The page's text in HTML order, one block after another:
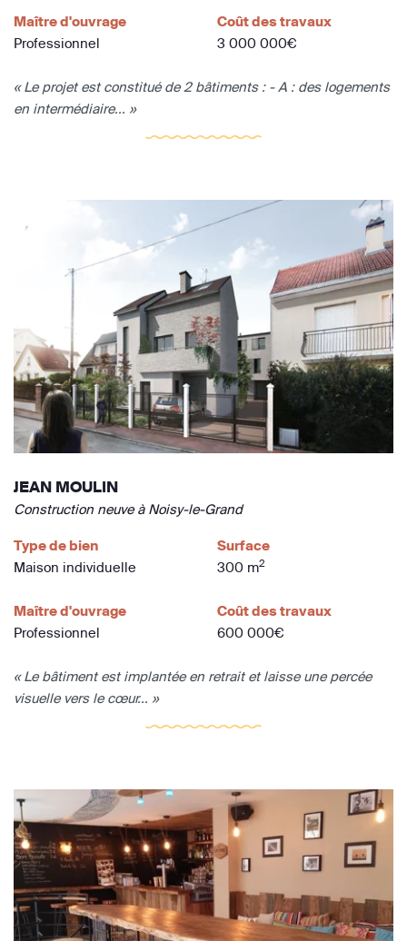
Maître d'ouvrage
Professionnel
Coût des travaux
3 000 000€
« Le projet est constitué de 2 bâtiments : - A : des logements
en intermédiaire... »
JEAN MOULIN
Construction neuve à Noisy-le-Grand
Type de bien
Maison individuelle
Surface
300 m2
Maître d'ouvrage
Professionnel
Coût des travaux
600 000€
« Le bâtiment est implantée en retrait et laisse une percée
visuelle vers le cœur... »